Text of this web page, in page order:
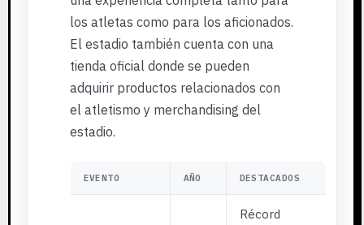
los atletas como para los aficionados.
El estadio también cuenta con una
tienda oficial donde se pueden
adquirir productos relacionados con
el atletismo y merchandising del
estadio.
EVENTO AÑO DESTACADOS
Récord